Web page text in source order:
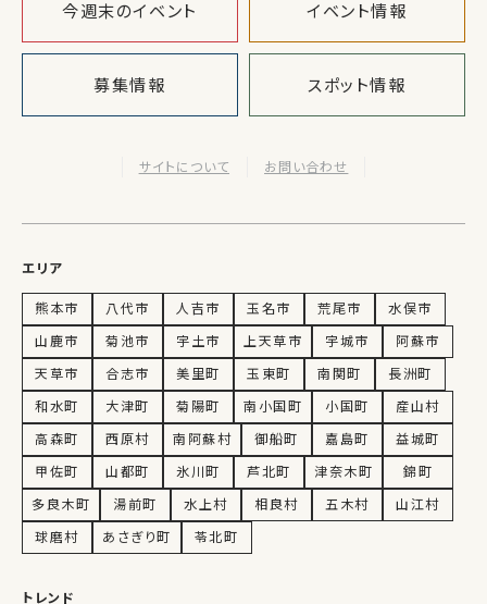
今週末のイベント イベント情報
募集情報 スポット情報
サイトについて お問い合わせ
エリア
熊本市 八代市 人吉市 玉名市 荒尾市
水俣市
山鹿市
菊池市 宇土市 上天草市 宇城市
阿蘇市
天草市
合志市 美里町 玉東町 南関町
長洲町
和水町
大津町 菊陽町 南小国町 小国町
産山村
高森町
西原村 南阿蘇村 御船町 嘉島町
益城町
甲佐町
山都町 氷川町 芦北町 津奈木町
錦町
多良木町
湯前町 水上村 相良村 五木村
山江村
球磨村
あさぎり町 苓北町
トレンド